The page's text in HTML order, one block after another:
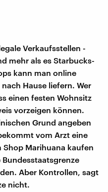
Verkaufsstellen -
mehr als es Starbucks-
kann man online
Hause liefern. Wer
einen festen Wohnsitz
vorzeigen können.
Grund angeben
vom Arzt eine
Marihuana kaufen
Bundesstaatsgrenze
Aber Kontrollen, sagt
nicht.